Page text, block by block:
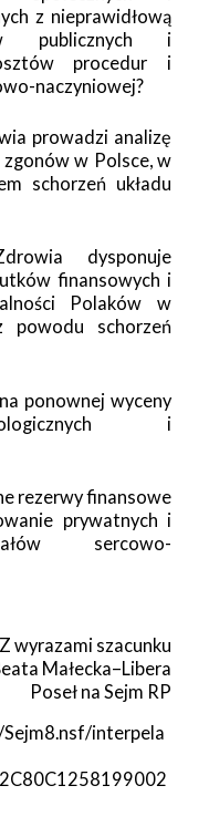
z nieprawidłową
publicznych i
procedur i
naczyniowej?
prowadzi analizę
w Polsce, w
schorzeń układu
dysponuje
finansowych i
Polaków w
powodu schorzeń
ponownej wyceny
i
rezerwy finansowe
prywatnych i
sercowo-
Z wyrazami szacunku
Małecka–Libera
Poseł na Sejm RP
interpela